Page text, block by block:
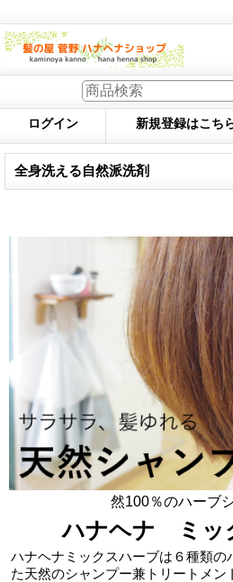
ログイン 新規登録はこち
全身洗える自然派洗剤
然100％のハーブ
ハナヘナ ミッ
ハナヘナミックスハーブは６種類の
た天然のシャンプー兼トリートメン